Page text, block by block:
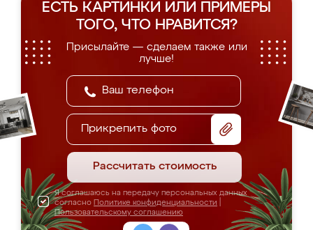
ЕСТЬ КАРТИНКИ ИЛИ ПРИМЕРЫ
ТОГО, ЧТО НРАВИТСЯ?
Присылайте — сделаем также или
лучше!
Прикрепить фото
Рассчитать стоимость
Я соглашаюсь на передачу персональных данных
согласно Политике конфиденциальности
Пользовательскому соглашению